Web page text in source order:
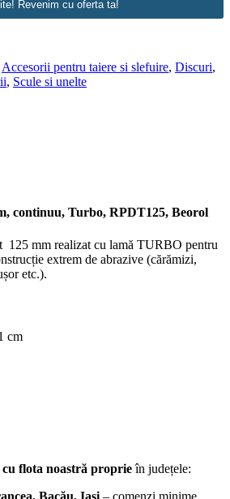
Revenim cu oferta ta!
Accesorii pentru taiere si slefuire, Discuri,
, Scule si unelte
continuu, Turbo, RPDT125, Beorol
125 mm realizat cu lamă TURBO pentru
extrem de abrazive (cărămizi,
etc.).
cm
flota noastră proprieîn județele:
Bacău, Iași – comenzi minime